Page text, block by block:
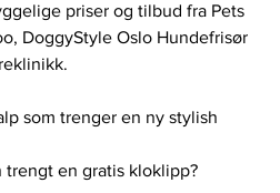
priser og tilbud fra Pets
DoggyStyle Oslo Hundefrisør
som trenger en ny stylish
trengt en gratis kloklipp?